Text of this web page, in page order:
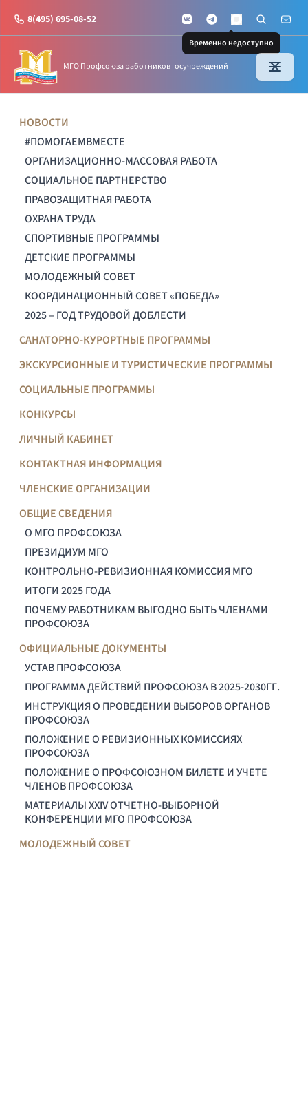
8(495) 695-08-52 VKontakteTelegramMAX
Временно недоступно
Поиск по
Почта
МГО Профсоюза работников госучреждений
НОВОСТИ
#ПОМОГАЕМВМЕСТЕ
ОРГАНИЗАЦИОННО-МАССОВАЯ РАБОТА
СОЦИАЛЬНОЕ ПАРТНЕРСТВО
ПРАВОЗАЩИТНАЯ РАБОТА
ОХРАНА ТРУДА
СПОРТИВНЫЕ ПРОГРАММЫ
ДЕТСКИЕ ПРОГРАММЫ
МОЛОДЕЖНЫЙ СОВЕТ
КООРДИНАЦИОННЫЙ СОВЕТ «ПОБЕДА»
2025 – ГОД ТРУДОВОЙ ДОБЛЕСТИ
САНАТОРНО-КУРОРТНЫЕ ПРОГРАММЫ
ЭКСКУРСИОННЫЕ И ТУРИСТИЧЕСКИЕ ПРОГРАММЫ
СОЦИАЛЬНЫЕ ПРОГРАММЫ
КОНКУРСЫ
ЛИЧНЫЙ КАБИНЕТ
КОНТАКТНАЯ ИНФОРМАЦИЯ
ЧЛЕНСКИЕ ОРГАНИЗАЦИИ
ОБЩИЕ СВЕДЕНИЯ
О МГО ПРОФСОЮЗА
ПРЕЗИДИУМ МГО
КОНТРОЛЬНО-РЕВИЗИОННАЯ КОМИССИЯ МГО
ИТОГИ 2025 ГОДА
ПОЧЕМУ РАБОТНИКАМ ВЫГОДНО БЫТЬ ЧЛЕНАМИ
ПРОФСОЮЗА
ОФИЦИАЛЬНЫЕ ДОКУМЕНТЫ
УСТАВ ПРОФСОЮЗА
ПРОГРАММА ДЕЙСТВИЙ ПРОФСОЮЗА В 2025-2030ГГ.
ИНСТРУКЦИЯ О ПРОВЕДЕНИИ ВЫБОРОВ ОРГАНОВ
ПРОФСОЮЗА
ПОЛОЖЕНИЕ О РЕВИЗИОННЫХ КОМИССИЯХ
ПРОФСОЮЗА
ПОЛОЖЕНИЕ О ПРОФСОЮЗНОМ БИЛЕТЕ И УЧЕТЕ
ЧЛЕНОВ ПРОФСОЮЗА
МАТЕРИАЛЫ XXIV ОТЧЕТНО-ВЫБОРНОЙ
КОНФЕРЕНЦИИ МГО ПРОФСОЮЗА
МОЛОДЕЖНЫЙ СОВЕТ